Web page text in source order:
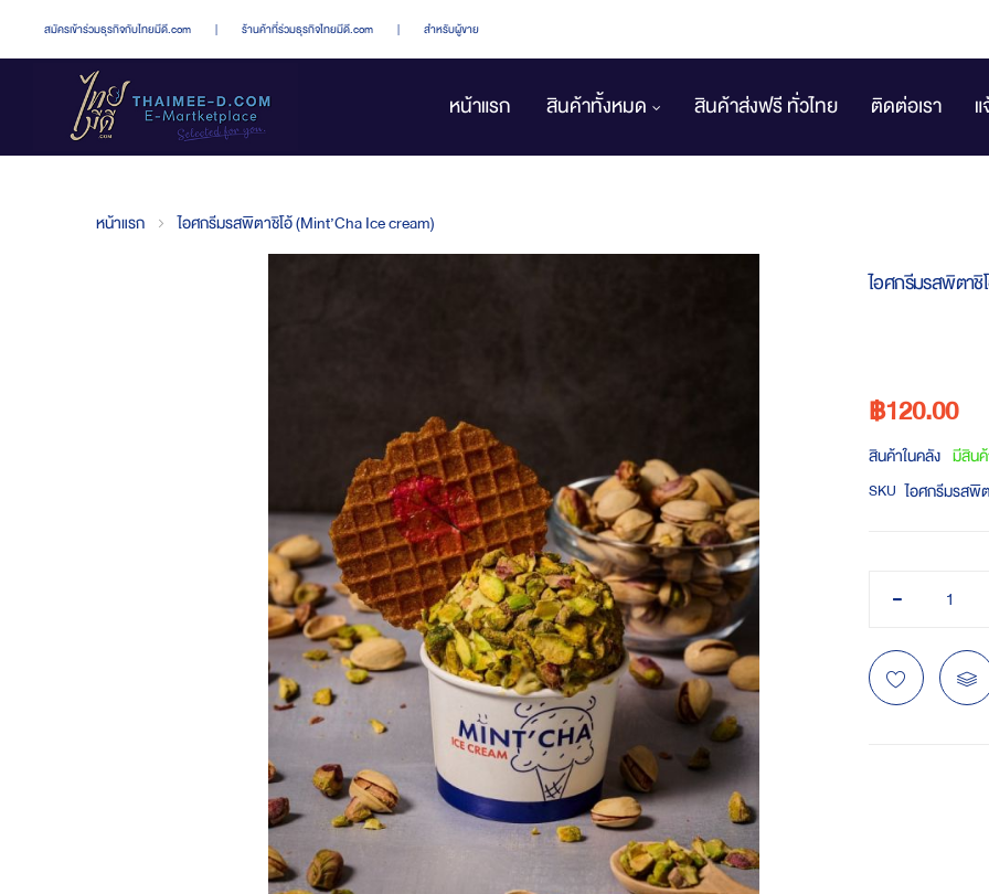
สมัครเข้าร่วมธุรกิจกับไทยมีดี.com | ร้านค้าที่ร่วมธุรกิจไทยมีดี.com | สำหรับผู้ขาย
หน้าแรก สินค้าทั้งหมด สินค้าส่งฟรี ทั่วไทย ติดต่อเรา
หน้าแรก ไอศกรีมรสพิตาชิโอ้ (Mint’Cha Ice cream)
ไอศกรีมรสพิตาชิ
฿120.00
สินค้าในคลัง มีสิน
SKU ไอศกรีมรสพิ